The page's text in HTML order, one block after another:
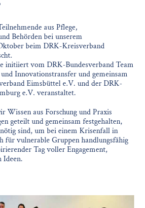
aus Pflege,
Behörden bei unserem
beim DRK-Kreisverband
initiiert vom DRK-Bundesverband Team
Innovationstransfer und gemeinsam
Eimsbüttel e.V. und der DRK-
e.V. veranstaltet.
Wissen aus Forschung und Praxis
geteilt und gemeinsam festgehalten,
sind, um bei einem Krisenfall in
für vulnerable Gruppen handlungsfähig
Tag voller Engagement,
Ideen.